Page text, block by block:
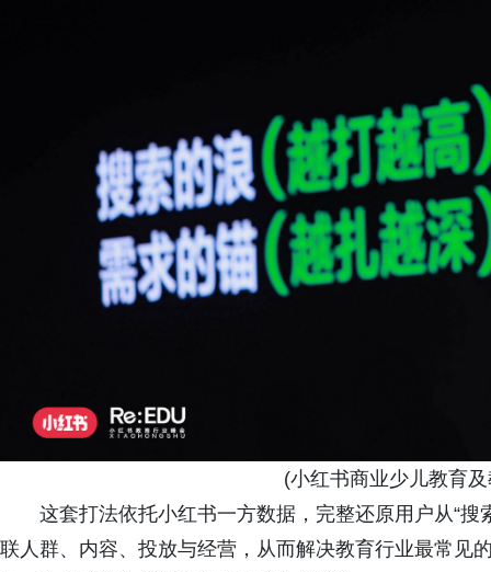
(小红书商业少儿教育及
这套打法依托小红书一方数据，完整还原用户从“搜
联人群、内容、投放与经营，从而解决教育行业最常见